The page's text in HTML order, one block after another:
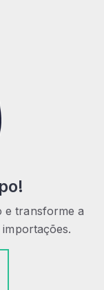
e transforme a